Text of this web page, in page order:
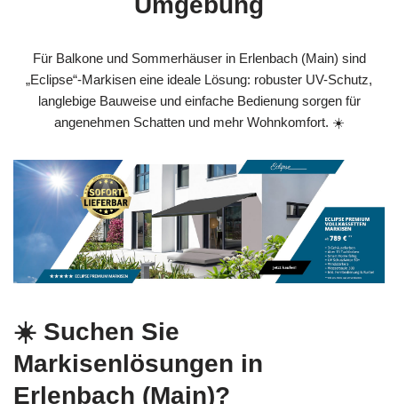
Für Balkone und Sommerhäuser in Erlenbach (Main) sind
„Eclipse“-Markisen eine ideale Lösung: robuster UV-Schutz,
langlebige Bauweise und einfache Bedienung sorgen für
angenehmen Schatten und mehr Wohnkomfort. ☀️
☀️ Suchen Sie
Markisenlösungen in
Erlenbach (Main)?